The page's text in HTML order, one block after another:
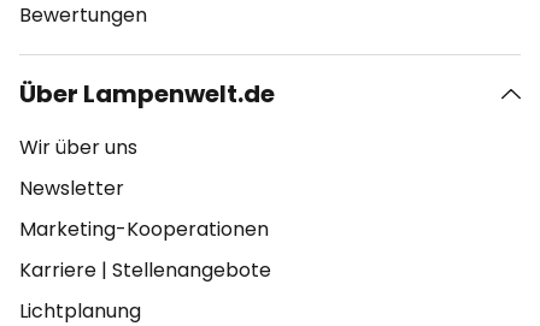
Bewertungen
Über Lampenwelt.de
Wir über uns
Newsletter
Marketing-Kooperationen
Karriere | Stellenangebote
Lichtplanung